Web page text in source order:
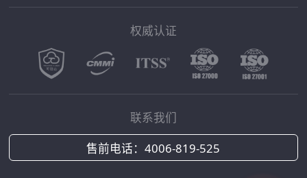
权威认证
联系我们
售前电话：4006-819-525